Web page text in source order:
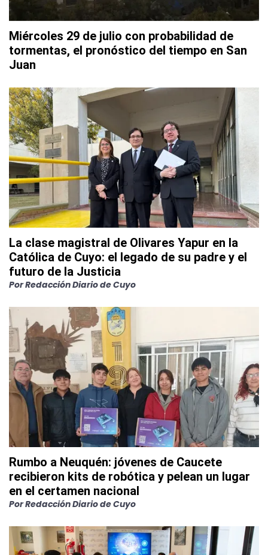
Miércoles 29 de julio con probabilidad de
tormentas, el pronóstico del tiempo en San
Juan
La clase magistral de Olivares Yapur en la
Católica de Cuyo: el legado de su padre y el
futuro de la Justicia
PorRedacción Diario de Cuyo
Rumbo a Neuquén: jóvenes de Caucete
recibieron kits de robótica y pelean un lugar
en el certamen nacional
PorRedacción Diario de Cuyo